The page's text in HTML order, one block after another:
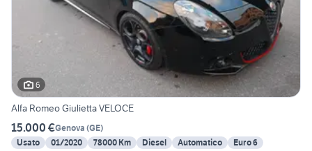
6
Alfa Romeo Giulietta VELOCE
15.000 €Genova (GE)
Usato
01/2020 78000 Km Diesel Automatico Euro 6